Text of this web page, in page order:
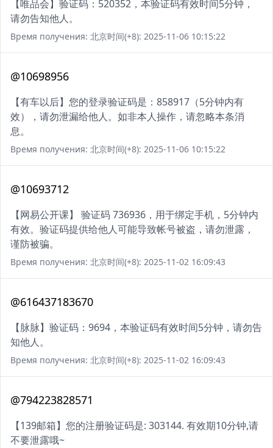
【唯品会】验证码：520352，本验证码有效时间5分钟，
请勿告知他人。
Время получения: 北京时间(+8): 2025-11-06 10:15:22
@10698956
【有车以后】您的登录验证码是：858917（5分钟内有
效），请勿泄漏给他人。如非本人操作，请忽略本条消
息。
Время получения: 北京时间(+8): 2025-11-06 10:15:22
@10693712
【网易公开课】 验证码 736936，用于绑定手机，5分钟内
有效。验证码提供给他人可能导致帐号被盗，请勿泄露，
谨防被骗。
Время получения: 北京时间(+8): 2025-11-02 16:09:43
@616437183670
【脉脉】验证码：9694，本验证码有效时间5分钟，请勿告
知他人。
Время получения: 北京时间(+8): 2025-11-02 16:09:43
@794223828571
【139邮箱】您的注册验证码是: 303144. 有效期10分钟,请
不要泄露哦~